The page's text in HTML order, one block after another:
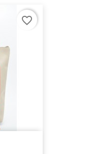
favorite_border